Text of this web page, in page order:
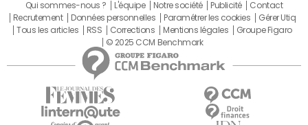
Qui sommes-nous ? L'équipe Notre société Publicité
Contact
Recrutement
Données personnelles Paramétrer les cookies
Gérer Utiq
Tous les articles
RSS Corrections Mentions légales
Groupe Figaro
© 2025 CCM Benchmark